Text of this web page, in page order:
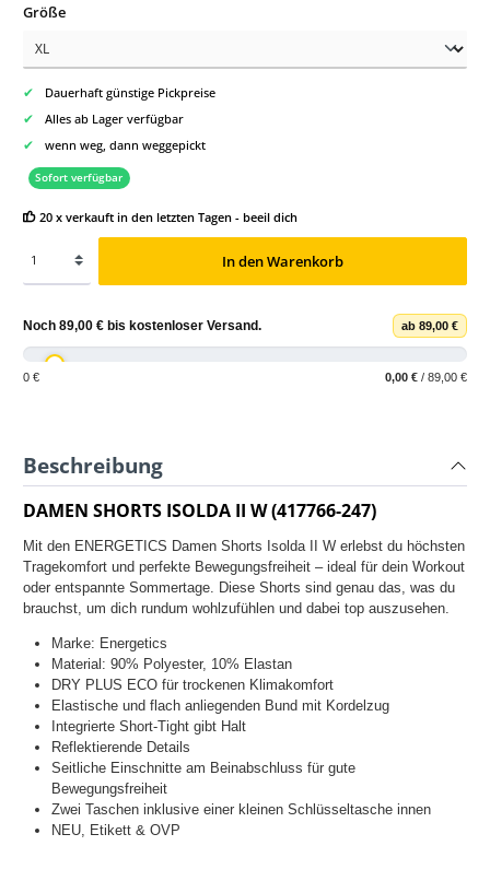
Größeauswählen
✔ Dauerhaft günstige Pickpreise
✔ Alles ab Lager verfügbar
✔ wenn weg, dann weggepickt
Sofort verfügbar
20 x verkauft in den letzten Tagen - beeil dich
In den Warenkorb
Noch 89,00 € bis kostenloser Versand. ab 89,00 €
0 € 0,00 € / 89,00 €
Beschreibung
DAMEN SHORTS ISOLDA II W (417766-247)
Mit den ENERGETICS Damen Shorts Isolda II W erlebst du höchsten
Tragekomfort und perfekte Bewegungsfreiheit – ideal für dein Workout
oder entspannte Sommertage. Diese Shorts sind genau das, was du
brauchst, um dich rundum wohlzufühlen und dabei top auszusehen.
Marke: Energetics
Material: 90% Polyester, 10% Elastan
DRY PLUS ECO für trockenen Klimakomfort
Elastische und flach anliegenden Bund mit Kordelzug
Integrierte Short-Tight gibt Halt
Reflektierende Details
Seitliche Einschnitte am Beinabschluss für gute
Bewegungsfreiheit
Zwei Taschen inklusive einer kleinen Schlüsseltasche innen
NEU, Etikett & OVP